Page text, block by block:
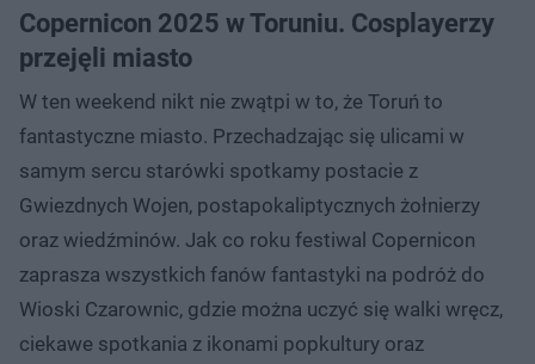
Copernicon 2025 w Toruniu. Cosplayerzy
przejęli miasto
W ten weekend nikt nie zwątpi w to, że Toruń to
fantastyczne miasto. Przechadzając się ulicami w
samym sercu starówki spotkamy postacie z
Gwiezdnych Wojen, postapokaliptycznych żołnierzy
oraz wiedźminów. Jak co roku festiwal Copernicon
zaprasza wszystkich fanów fantastyki na podróż do
Wioski Czarownic, gdzie można uczyć się walki wręcz,
ciekawe spotkania z ikonami popkultury oraz